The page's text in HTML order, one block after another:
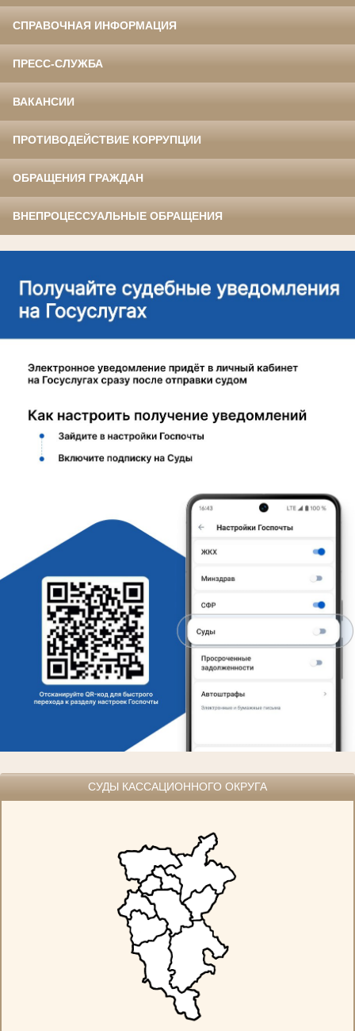
СПРАВОЧНАЯ ИНФОРМАЦИЯ
ПРЕСС-СЛУЖБА
ВАКАНСИИ
ПРОТИВОДЕЙСТВИЕ КОРРУПЦИИ
ОБРАЩЕНИЯ ГРАЖДАН
ВНЕПРОЦЕССУАЛЬНЫЕ ОБРАЩЕНИЯ
СУДЫ КАССАЦИОННОГО ОКРУГА